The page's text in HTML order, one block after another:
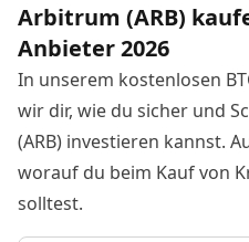
Arbitrum (ARB)
Anbieter 2026
In unserem kostenlosen
wir dir, wie du sicher und
(ARB) investieren kannst.
worauf du beim Kauf von
solltest.